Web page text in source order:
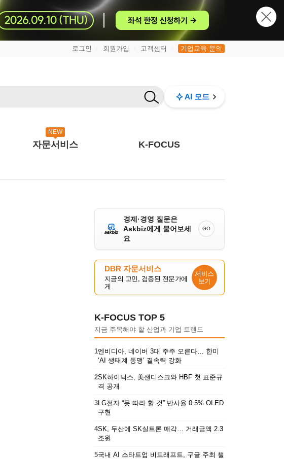
로그인 회원가입 고객센터 기업교육 문의
AI 모드
NEW
자문서비스 K-FOCUS
경제·경영 질문은
Askbiz에게 물어보세
요
GO
DBR 자문서비스
지금의 고민, 검증된 전문가에
게
서비스
보기
K-FOCUS TOP 5
지금 주목해야 할 산업과 기업 트렌드
1엔비디아, 네이버 3대 주주 오른다… 한미
‘AI 생태계 동맹’ 결속력 강화
2SK하이닉스, 美샌디스크와 HBF 첫 표준규
격 공개
3LG전자 “못 따라 할 것” 반사율 0.5% OLED
구현
4SK, 두산에 SK실트론 매각… 거래금액 2.3
조원
5국내 AI 스타트업 비드래프트, 구글 주최 챌